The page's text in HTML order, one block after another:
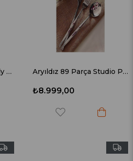
Aryıldız 89 Parça Trendy Prestige Çatal Kaşık Bıçak Seti Aryıldız 89 Parça Studio Prestige Çatal Kaşık Bıçak Seti
₺8.999,00